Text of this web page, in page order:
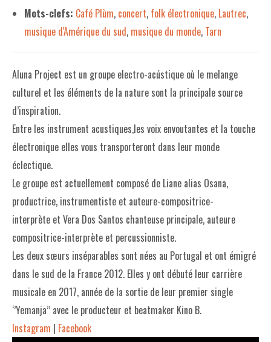
LA LIBRAIRIE
UNE LIBRAIRIE INDÉPENDANTE
LES EXPOSITIONS
INFOS & ACCESSIBILITÉ
Mots-clefs: Café Plùm, concert, folk électronique, Lautrec,
musique d'Amérique du sud, musique du monde, Tarn
Aluna Project est un groupe electro-acústique où le melange
culturel et les éléments de la nature sont la principale source
d’inspiration.
Entre les instrument acustiques,les voix envoutantes et la touche
électronique elles vous transporteront dans leur monde
éclectique.
Le groupe est actuellement composé de Liane alias Osana,
productrice, instrumentiste et auteure-compositrice-
interprète et Vera Dos Santos chanteuse principale, auteure
compositrice-interprète et percussionniste.
Les deux sœurs inséparables sont nées au Portugal et ont émigré
dans le sud de la France 2012. Elles y ont débuté leur carrière
musicale en 2017, année de la sortie de leur premier single
‘’Yemanja’’ avec le producteur et beatmaker Kino B.
Instagram | Facebook